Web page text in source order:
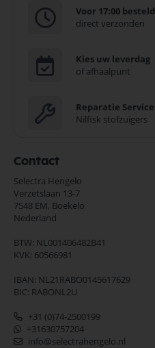
Voor 17:00 besteld
direct verzonden
Kies uw leverdag
of afhaalpunt
Reparatie Service
Nilfisk stofzuigers
Contact
Selectra Hengelo
Verzetslaan 13-7
7548 EM, Boekelo
Nederland
BTW: NL001406482B41
KVK: 60566981
IBAN: NL21RABO0145617629
BIC: RABONL2U
+31 (0)74-2500199
+31630757204
info@selectrahengelo.nl